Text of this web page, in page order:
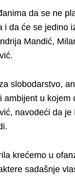
da se ne
i da će se jedino
Mandić,
slobodarstvo,
ambijent u kojem
navodeći da je
krećemo u
sadašnje